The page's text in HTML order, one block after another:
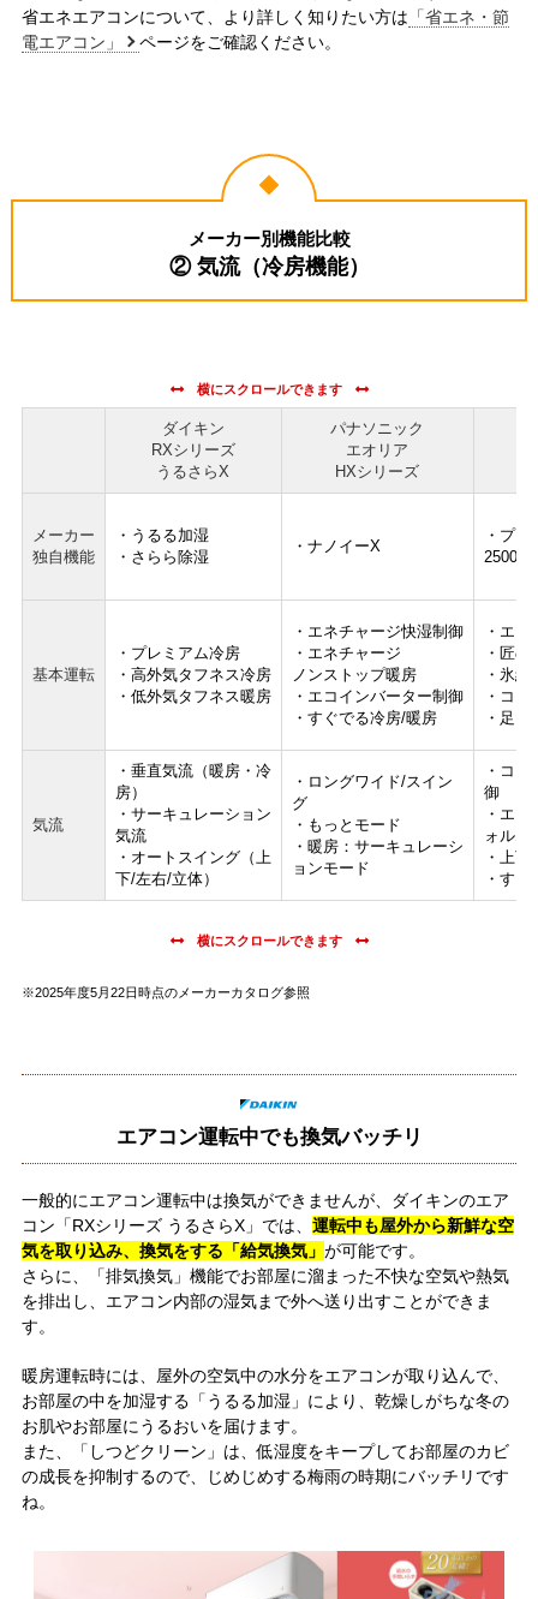
省エネエアコンについて、より詳しく知りたい方は 「省エネ・節
電エアコン」
ページをご確認ください。
メーカー別機能比較
② 気流（冷房機能）
ダイキン
RXシリーズ
うるさらX
パナソニック
エオリア
HXシリーズ
メーカー
独自機能
・うるる加湿
・さらら除湿
・ナノイーX
・プ
25000
基本運転
・プレミアム冷房
・高外気タフネス冷房
・低外気タフネス暖房
・エネチャージ快湿制御
・エネチャージ
ノンストップ暖房
・エコインバーター制御
・すぐでる冷房/暖房
・エコ
・匠の
・氷結
・コア
・足
気流
・垂直気流（暖房・冷
房）
・サーキュレーション
気流
・オートスイング（上
下/左右/立体）
・ロングワイド/スイン
グ
・もっとモード
・暖房：サーキュレーシ
ョンモード
・コ
御
・エ
ォルム
・上
・す
※2025年度5月22日時点のメーカーカタログ参照
エアコン運転中でも換気バッチリ
一般的にエアコン運転中は換気ができませんが、ダイキンのエア
コン「RXシリーズ うるさらX」では、 運転中も屋外から新鮮な空
気を取り込み、換気をする「給気換気」 が可能です。
さらに、「排気換気」機能でお部屋に溜まった不快な空気や熱気
を排出し、エアコン内部の湿気まで外へ送り出すことができま
す。
暖房運転時には、屋外の空気中の水分をエアコンが取り込んで、
お部屋の中を加湿する「うるる加湿」により、乾燥しがちな冬の
お肌やお部屋にうるおいを届けます。
また、「しつどクリーン」は、低湿度をキープしてお部屋のカビ
の成長を抑制するので、じめじめする梅雨の時期にバッチリです
ね。